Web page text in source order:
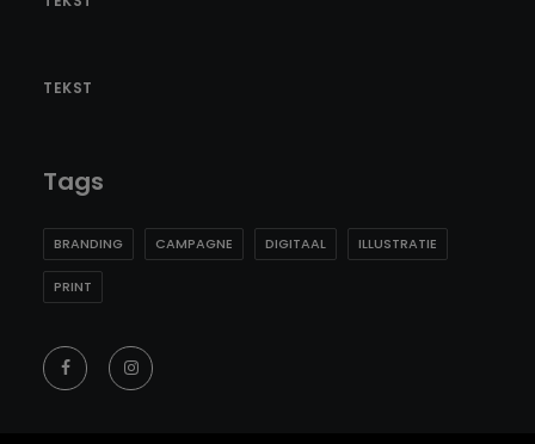
TEKST
Tags
BRANDING CAMPAGNE DIGITAAL ILLUSTRATIE
PRINT